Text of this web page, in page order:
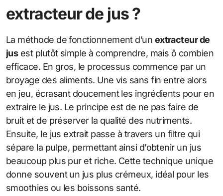
extracteur de jus ?
La méthode de fonctionnement d’un extracteur de
jusest plutôt simple à comprendre, mais ô combien
efficace. En gros, le processus commence par un
broyage des aliments. Une vis sans fin entre alors
en jeu, écrasant doucement les ingrédients pour en
extraire le jus. Le principe est de ne pas faire de
bruit et de préserver la qualité des nutriments.
Ensuite, le jus extrait passe à travers un filtre qui
sépare la pulpe, permettant ainsi d’obtenir un jus
beaucoup plus pur et riche. Cette technique unique
donne souvent un jus plus crémeux, idéal pour les
smoothies ou les boissons santé.